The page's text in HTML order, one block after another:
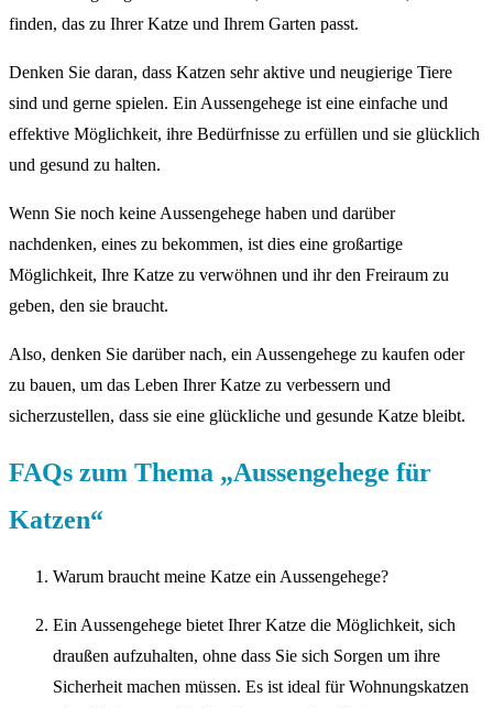
finden, das zu Ihrer Katze und Ihrem Garten passt.
Denken Sie daran, dass Katzen sehr aktive und neugierige Tiere
sind und gerne spielen. Ein Aussengehege ist eine einfache und
effektive Möglichkeit, ihre Bedürfnisse zu erfüllen und sie glücklich
und gesund zu halten.
Wenn Sie noch keine Aussengehege haben und darüber
nachdenken, eines zu bekommen, ist dies eine großartige
Möglichkeit, Ihre Katze zu verwöhnen und ihr den Freiraum zu
geben, den sie braucht.
Also, denken Sie darüber nach, ein Aussengehege zu kaufen oder
zu bauen, um das Leben Ihrer Katze zu verbessern und
sicherzustellen, dass sie eine glückliche und gesunde Katze bleibt.
FAQs zum Thema „Aussengehege für
Katzen“
Warum braucht meine Katze ein Aussengehege?
Ein Aussengehege bietet Ihrer Katze die Möglichkeit, sich
draußen aufzuhalten, ohne dass Sie sich Sorgen um ihre
Sicherheit machen müssen. Es ist ideal für Wohnungskatzen